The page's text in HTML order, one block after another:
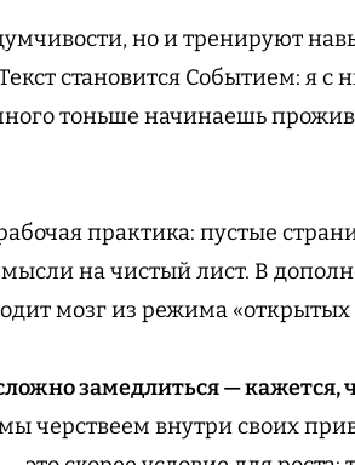
но и тренируют
становится Событием: я с
тоньше начинаешь
практика: пустые
на чистый лист. В
мозг из режима «открытых
замедлиться — кажется,
мы черствеем внутри своих